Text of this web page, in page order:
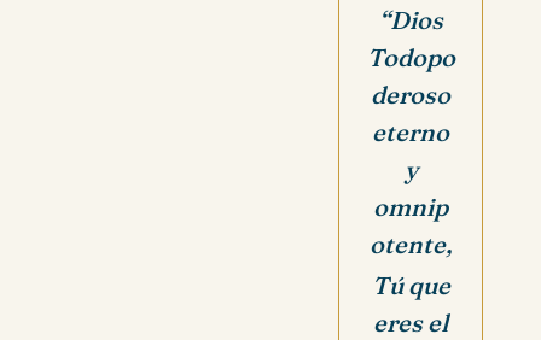
“Dios
Todopo
deroso
eterno
y
omnip
otente,
Tú que
eres el